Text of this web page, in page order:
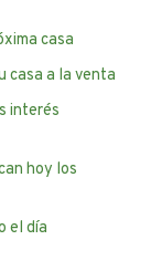
casa
casa a la venta
interés
hoy los
el día